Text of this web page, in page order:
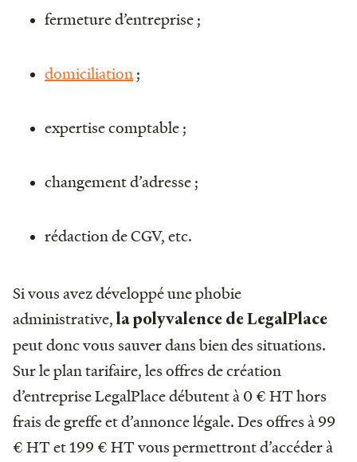
fermeture d’entreprise ;
domiciliation;
expertise comptable ;
changement d’adresse ;
rédaction de CGV, etc.
Si vous avez développé une phobie
administrative, la polyvalence de LegalPlace
peut donc vous sauver dans bien des situations.
Sur le plan tarifaire, les offres de création
d’entreprise LegalPlace débutent à 0 € HT hors
frais de greffe et d’annonce légale. Des offres à 99
€ HT et 199 € HT vous permettront d’accéder à